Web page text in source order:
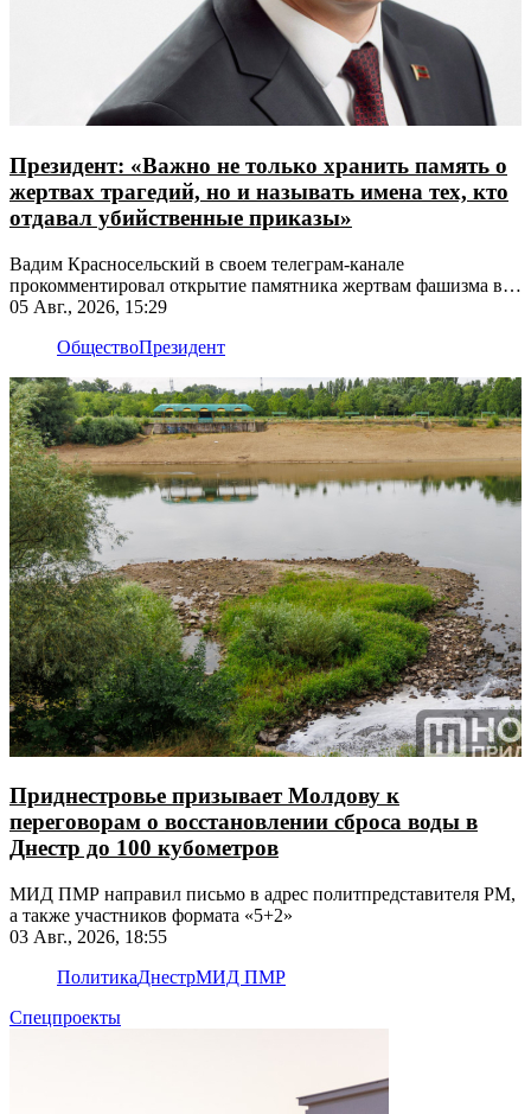
Президент: «Важно не только хранить память о
жертвах трагедий, но и называть имена тех, кто
отдавал убийственные приказы»
Вадим Красносельский в своем телеграм-канале
прокомментировал открытие памятника жертвам фашизма в
Рыбнице
05 Авг., 2026, 15:29
ОбществоПрезидент
Приднестровье призывает Молдову к
переговорам о восстановлении сброса воды в
Днестр до 100 кубометров
МИД ПМР направил письмо в адрес политпредставителя РМ,
а также участников формата «5+2»
03 Авг., 2026, 18:55
ПолитикаДнестрМИД ПМР
Спецпроекты